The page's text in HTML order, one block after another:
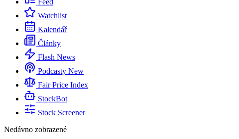
Feed
Watchlist
Kalendář
Články
Flash News
Podcasty New
Fair Price Index
StockBot
Stock Screener
Nedávno zobrazené